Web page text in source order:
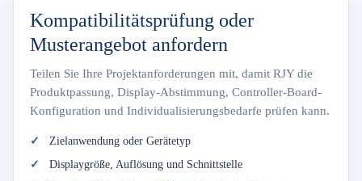
Kompatibilitätsprüfung oder
Musterangebot anfordern
Teilen Sie Ihre Projektanforderungen mit, damit RJY die
Produktpassung, Display-Abstimmung, Controller-Board-
Konfiguration und Individualisierungsbedarfe prüfen kann.
Zielanwendung oder Gerätetyp
Displaygröße, Auflösung und Schnittstelle